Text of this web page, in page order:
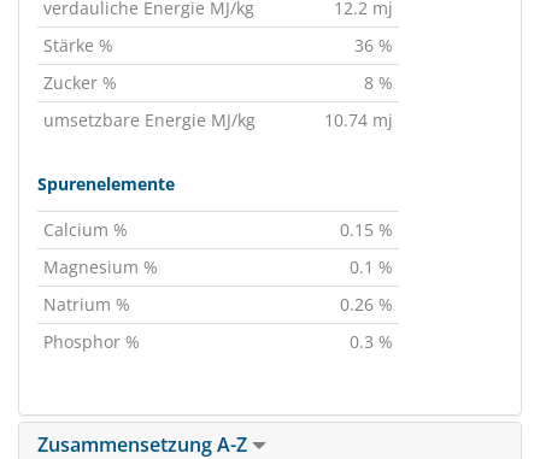
verdauliche Energie MJ/kg
12.2 mj
Stärke %
36 %
Zucker %
8 %
umsetzbare Energie MJ/kg
10.74 mj
Spurenelemente
Calcium %
0.15 %
Magnesium %
0.1 %
Natrium %
0.26 %
Phosphor %
0.3 %
Zusammensetzung A-Z